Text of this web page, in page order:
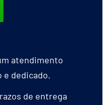
atendimento
e dedicado.
de entrega